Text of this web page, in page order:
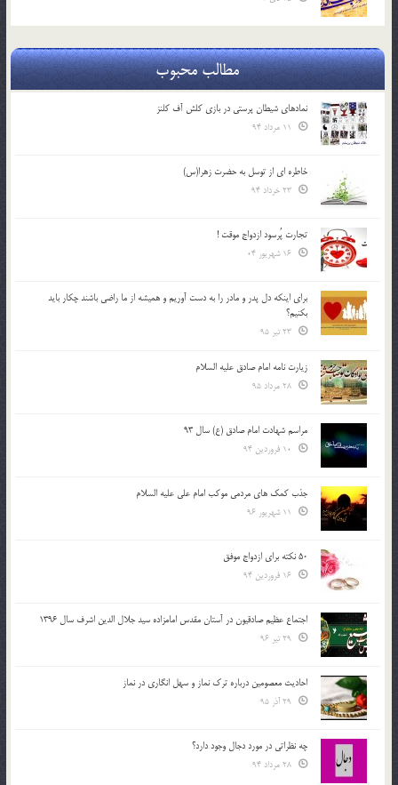
مطالب محبوب
نمادهای شیطان پرستی در بازی کلش آف کلنز
خاطره ای از توسل به حضرت زهرا(س)
تجارت پُرسود ازدواج موقت !
براي اينكه دل پدر و مادر را به دست آوريم و هميشه از ما راضي باشند چكار بايد
بكنيم؟
زیارت نامه امام صادق علیه السلام
مراسم شهادت امام صادق (ع) سال 93
جذب کمک های مردمی موکب امام علی علیه السلام
50 نکته برای ازدواج موفق
اجتماع عظیم صادقیون در آستان مقدس امامزاده سید جلال الدین اشرف سال 1396
احادیث معصومین درباره ترک نماز و سهل انگاری در نماز
چه نظراتی در مورد دجال وجود دارد؟